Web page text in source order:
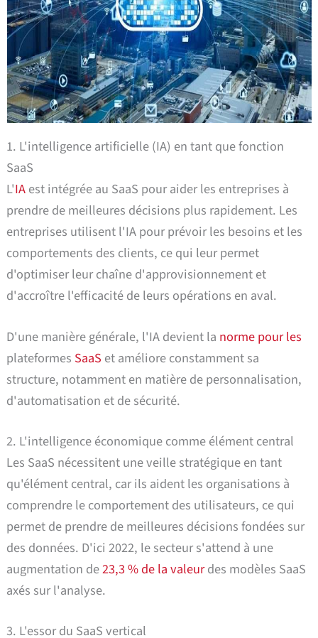
1. L'intelligence artificielle (IA) en tant que fonction
SaaS
L'IAest intégrée au SaaS pour aider les entreprises à
prendre de meilleures décisions plus rapidement. Les
entreprises utilisent l'IA pour prévoir les besoins et les
comportements des clients, ce qui leur permet
d'optimiser leur chaîne d'approvisionnement et
d'accroître l'efficacité de leurs opérations en aval.
D'une manière générale, l'IA devient la norme pour les
plateformes SaaS et améliore constamment sa
structure, notamment en matière de personnalisation,
d'automatisation et de sécurité.
2. L'intelligence économique comme élément central
Les SaaS nécessitent une veille stratégique en tant
qu'élément central, car ils aident les organisations à
comprendre le comportement des utilisateurs, ce qui
permet de prendre de meilleures décisions fondées sur
des données. D'ici 2022, le secteur s'attend à une
augmentation de23,3 % de la valeurdes modèles SaaS
axés sur l'analyse.
3. L'essor du SaaS vertical